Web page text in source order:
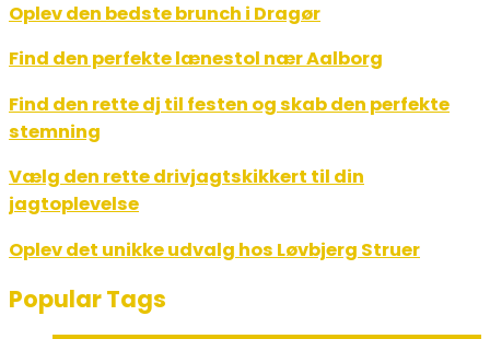
Oplev den bedste brunch i Dragør
Find den perfekte lænestol nær Aalborg
Find den rette dj til festen og skab den perfekte
stemning
Vælg den rette drivjagtskikkert til din
jagtoplevelse
Oplev det unikke udvalg hos Løvbjerg Struer
Popular Tags